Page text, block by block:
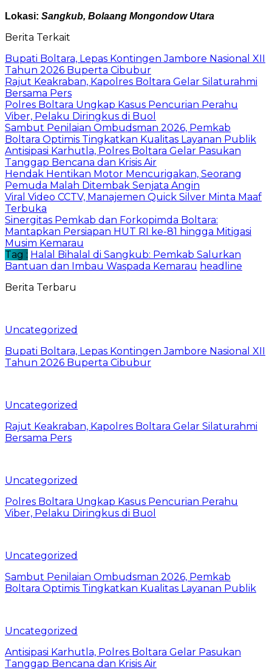
Lokasi: Sangkub, Bolaang Mongondow Utara
Berita Terkait
Bupati Boltara, Lepas Kontingen Jambore Nasional XII
Tahun 2026 Buperta Cibubur
Rajut Keakraban, Kapolres Boltara Gelar Silaturahmi
Bersama Pers
Polres Boltara Ungkap Kasus Pencurian Perahu
Viber, Pelaku Diringkus di Buol
Sambut Penilaian Ombudsman 2026, Pemkab
Boltara Optimis Tingkatkan Kualitas Layanan Publik
Antisipasi Karhutla, Polres Boltara Gelar Pasukan
Tanggap Bencana dan Krisis Air
Hendak Hentikan Motor Mencurigakan, Seorang
Pemuda Malah Ditembak Senjata Angin
Viral Video CCTV, Manajemen Quick Silver Minta Maaf
Terbuka
Sinergitas Pemkab dan Forkopimda Boltara:
Mantapkan Persiapan HUT RI ke-81 hingga Mitigasi
Musim Kemarau
Tag : Halal Bihalal di Sangkub: Pemkab Salurkan
Bantuan dan Imbau Waspada Kemarau headline
Berita Terbaru
Uncategorized
Bupati Boltara, Lepas Kontingen Jambore Nasional XII
Tahun 2026 Buperta Cibubur
Uncategorized
Rajut Keakraban, Kapolres Boltara Gelar Silaturahmi
Bersama Pers
Uncategorized
Polres Boltara Ungkap Kasus Pencurian Perahu
Viber, Pelaku Diringkus di Buol
Uncategorized
Sambut Penilaian Ombudsman 2026, Pemkab
Boltara Optimis Tingkatkan Kualitas Layanan Publik
Uncategorized
Antisipasi Karhutla, Polres Boltara Gelar Pasukan
Tanggap Bencana dan Krisis Air